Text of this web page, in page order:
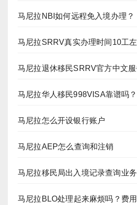
马尼拉NBI如何远程免入境办理？
马尼拉SRRV真实办理时间10工
马尼拉退休移民SRRV官方中文
马尼拉华人移民998VISA靠谱吗？
马尼拉怎么开设银行账户
马尼拉AEP怎么查询和注销
马尼拉移民局出入境记录查询业务
马尼拉BLO处理起来麻烦吗？费